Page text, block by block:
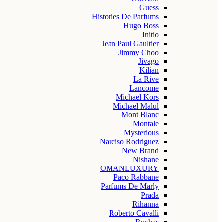
Guess
Histories De Parfums
Hugo Boss
Initio
Jean Paul Gaultier
Jimmy Choo
Jivago
Kilian
La Rive
Lancome
Michael Kors
Michael Malul
Mont Blanc
Montale
Mysterious
Narciso Rodriguez
New Brand
Nishane
OMANLUXURY
Paco Rabbane
Parfums De Marly
Prada
Rihanna
Roberto Cavalli